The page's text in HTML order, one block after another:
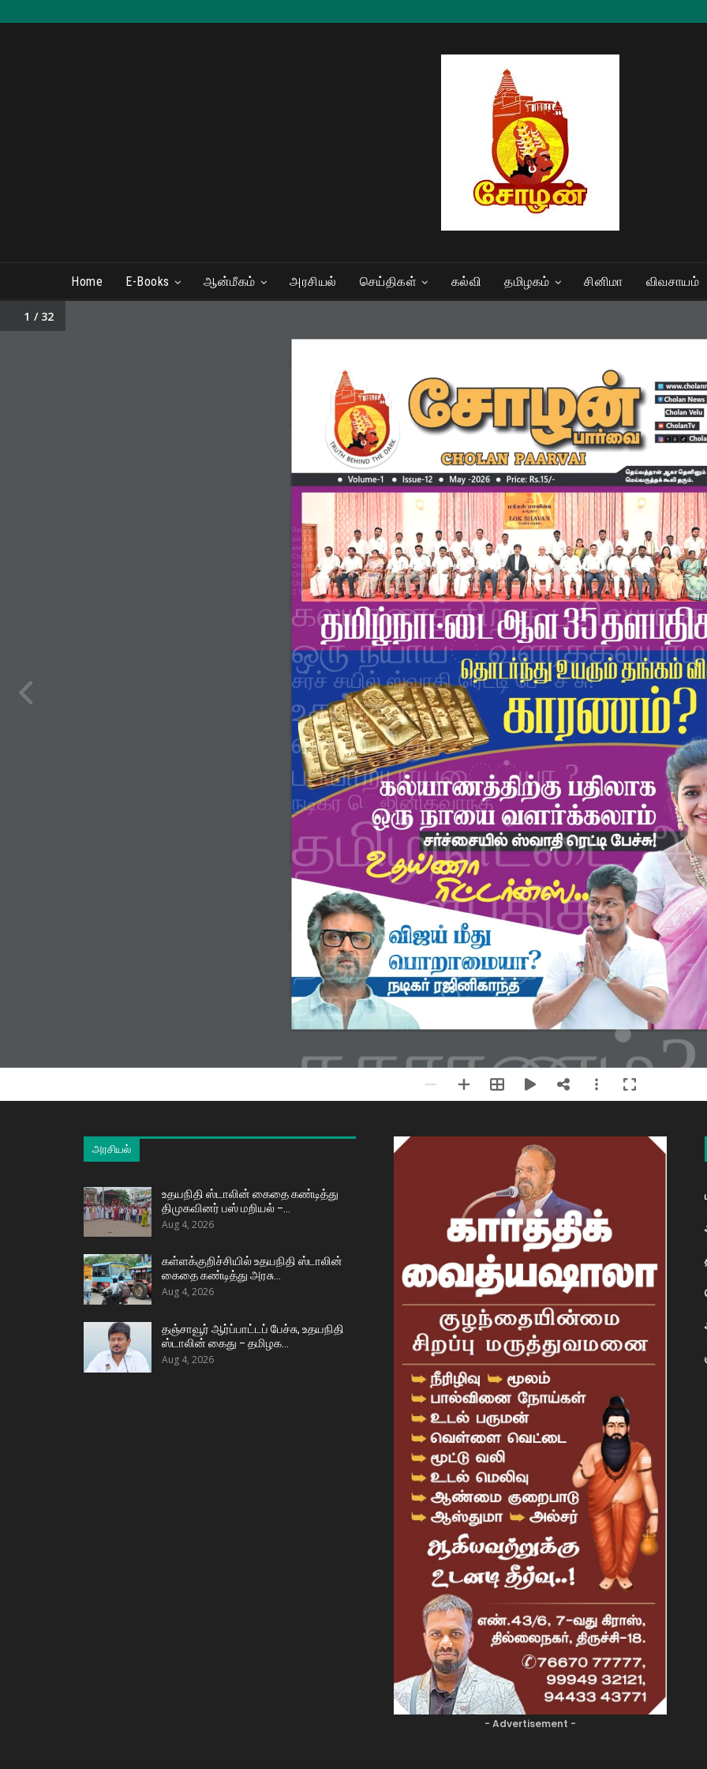
Home E-Books ஆன்மீகம் அரசியல் செய்திகள் கல்வி தமிழகம் சினிமா விவசாயம்
தெய்வத தான் ஆகதா தெனினும் முயற்சி
த ெய்வருத ெ க் கூலி ெரும். - திருக்குறள்
www.cholannews.com
Cholan News
Cholan Velu
CholanTv
Cholan News
 Volume-1  Issue-12  May -2026  Price: Rs.15/-
கல்யாணத்திற்கு பதிலயா க
ஒரு நயாய் வளர்ககலயாம்
சர்ச் சயில் ஸ்வாதி ரெட்டி பே்ச சு!
உதய்ணா
விஜய் மீ து
பபயாறயாயை்யா ?
நடிகர ெஜினிகவாந்த்
தமிழ்நாட்டை
35 தளபதிகள்
ததநாடைர்ந் து உயரும்
தங கம் வி் ை
கநாரணம்?
ரிட்டர்ன்ஸ்..
/ 32
அரசியல்
உதயநிதி ஸ்டாலின் கைதை கண்டித்து
திமுகவினர் பஸ் மறியல் –…
Aug 4, 2026
கள்ளக்குறிச்சியில் உதயநிதி ஸ்டாலின்
கைதை கண்டித்து அரசு…
Aug 4, 2026
தஞ்சாவூர் ஆர்ப்பாட்டப் பேச்சு, உதயநிதி
ஸ்டாலின் கைது – தமிழக…
Aug 4, 2026
- Advertisement -